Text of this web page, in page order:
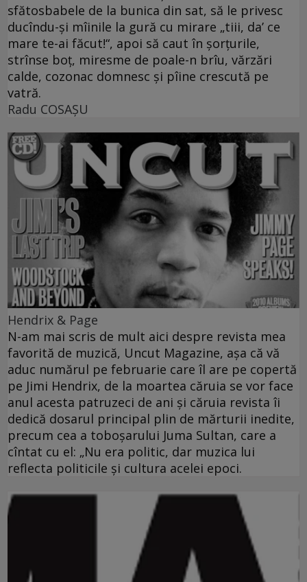
sfătosbabele de la bunica din sat, să le privesc
ducîndu-şi mîinile la gură cu mirare „tiii, da’ ce
mare te-ai făcut!“, apoi să caut în şorţurile,
strînse boţ, miresme de poale-n brîu, vărzări
calde, cozonac domnesc şi pîine crescută pe
vatră.
Radu COSAŞU
Hendrix & Page
N-am mai scris de mult aici despre revista mea
favorită de muzică, Uncut Magazine, aşa că vă
aduc numărul pe februarie care îl are pe copertă
pe Jimi Hendrix, de la moartea căruia se vor face
anul acesta patruzeci de ani şi căruia revista îi
dedică dosarul principal plin de mărturii inedite,
precum cea a toboşarului Juma Sultan, care a
cîntat cu el: „Nu era politic, dar muzica lui
reflecta politicile şi cultura acelei epoci.